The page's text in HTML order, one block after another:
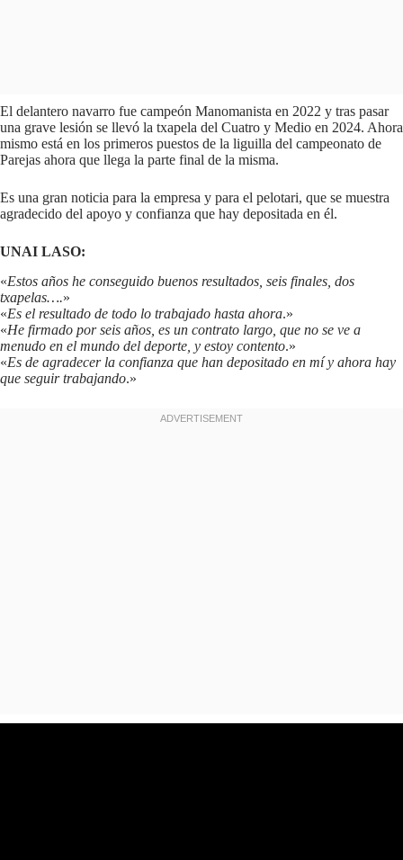
El delantero navarro fue campeón Manomanista en 2022 y tras pasar
una grave lesión se llevó la txapela del Cuatro y Medio en 2024. Ahora
mismo está en los primeros puestos de la liguilla del campeonato de
Parejas ahora que llega la parte final de la misma.
Es una gran noticia para la empresa y para el pelotari, que se muestra
agradecido del apoyo y confianza que hay depositada en él.
UNAI LASO:
«Estos años he conseguido buenos resultados, seis finales, dos
txapelas….»
«Es el resultado de todo lo trabajado hasta ahora.»
«He firmado por seis años, es un contrato largo, que no se ve a
menudo en el mundo del deporte, y estoy contento.»
«Es de agradecer la confianza que han depositado en mí y ahora hay
que seguir trabajando.»